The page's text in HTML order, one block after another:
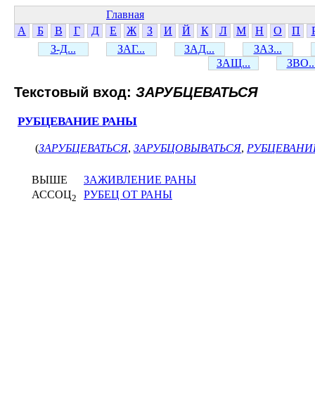
Главная
А
Б В Г Д Е Ж З И Й К Л М Н О П
З-Д...
ЗАГ... ЗАД...
ЗАЗ...
ЗАЩ...
Текстовый вход: ЗАРУБЦЕВАТЬСЯ
РУБЦЕВАНИЕ РАНЫ
(ЗАРУБЦЕВАТЬСЯ, ЗАРУБЦОВЫВАТЬСЯ,
ВЫШЕ
ЗАЖИВЛЕНИЕ РАНЫ
АССОЦ2 РУБЕЦ ОТ РАНЫ